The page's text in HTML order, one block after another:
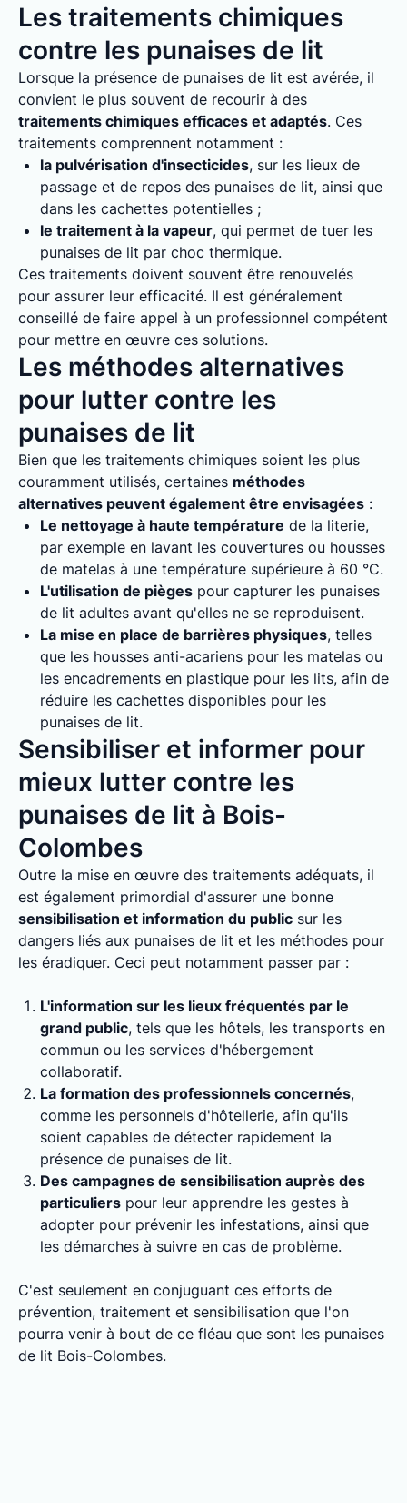
Les traitements chimiques
contre les punaises de lit
Lorsque la présence de punaises de lit est avérée, il
convient le plus souvent de recourir à des
traitements chimiques efficaces et adaptés. Ces
traitements comprennent notamment :
la pulvérisation d'insecticides, sur les lieux de
passage et de repos des punaises de lit, ainsi que
dans les cachettes potentielles ;
le traitement à la vapeur, qui permet de tuer les
punaises de lit par choc thermique.
Ces traitements doivent souvent être renouvelés
pour assurer leur efficacité. Il est généralement
conseillé de faire appel à un professionnel compétent
pour mettre en œuvre ces solutions.
Les méthodes alternatives
pour lutter contre les
punaises de lit
Bien que les traitements chimiques soient les plus
couramment utilisés, certaines méthodes
alternatives peuvent également être envisagées :
Le nettoyage à haute température de la literie,
par exemple en lavant les couvertures ou housses
de matelas à une température supérieure à 60 °C.
L'utilisation de pièges pour capturer les punaises
de lit adultes avant qu'elles ne se reproduisent.
La mise en place de barrières physiques, telles
que les housses anti-acariens pour les matelas ou
les encadrements en plastique pour les lits, afin de
réduire les cachettes disponibles pour les
punaises de lit.
Sensibiliser et informer pour
mieux lutter contre les
punaises de lit à Bois-
Colombes
Outre la mise en œuvre des traitements adéquats, il
est également primordial d'assurer une bonne
sensibilisation et information du public sur les
dangers liés aux punaises de lit et les méthodes pour
les éradiquer. Ceci peut notamment passer par :
L'information sur les lieux fréquentés par le
grand public, tels que les hôtels, les transports en
commun ou les services d'hébergement
collaboratif.
La formation des professionnels concernés,
comme les personnels d'hôtellerie, afin qu'ils
soient capables de détecter rapidement la
présence de punaises de lit.
Des campagnes de sensibilisation auprès des
particuliers pour leur apprendre les gestes à
adopter pour prévenir les infestations, ainsi que
les démarches à suivre en cas de problème.
C'est seulement en conjuguant ces efforts de
prévention, traitement et sensibilisation que l'on
pourra venir à bout de ce fléau que sont les punaises
de lit Bois-Colombes.